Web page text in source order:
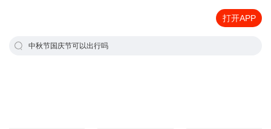
打开APP
中秋节国庆节可以出行吗